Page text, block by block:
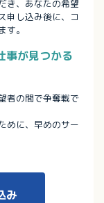
き、あなたの希望
申し込み後に、コ
。
事が見つかる
者の間で争奪戦で
めに、早めのサー
み